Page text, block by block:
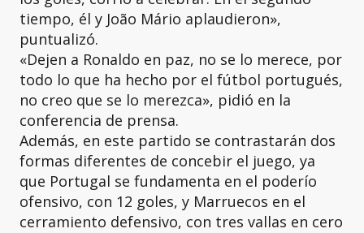
tiempo, él y João Mário aplaudieron»,
puntualizó.
«Dejen a Ronaldo en paz, no se lo merece, por
todo lo que ha hecho por el fútbol portugués,
no creo que se lo merezca», pidió en la
conferencia de prensa.
Además, en este partido se contrastarán dos
formas diferentes de concebir el juego, ya
que Portugal se fundamenta en el poderío
ofensivo, con 12 goles, y Marruecos en el
cerramiento defensivo, con tres vallas en cero